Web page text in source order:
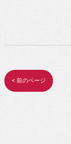
< 前のページ